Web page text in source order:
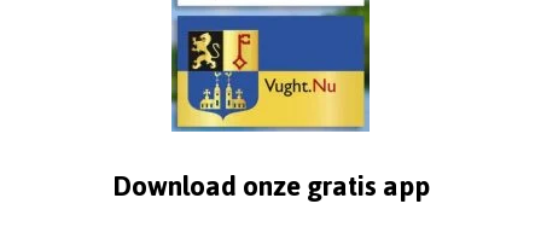
Download onze gratis app